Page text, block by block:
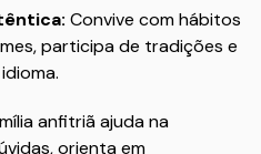
Convive com hábitos
participa de tradições e
anfitriã ajuda na
orienta em